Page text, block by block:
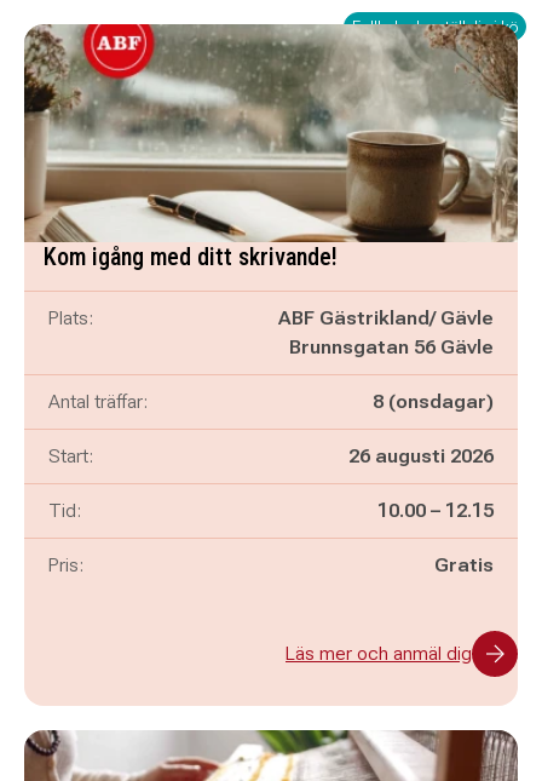
Fullbokad – ställ dig i kö
Kom igång med ditt skrivande!
Plats:
ABF Gästrikland/ Gävle
Brunnsgatan 56 Gävle
Antal träffar: 8 (onsdagar)
Start: 26 augusti 2026
Tid: Pågår mellan
10.00 – och
12.15
Pris: Gratis
Läs mer och anmäl dig